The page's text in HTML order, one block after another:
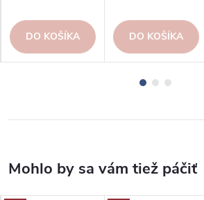
DO KOŠÍKA DO KOŠÍKA